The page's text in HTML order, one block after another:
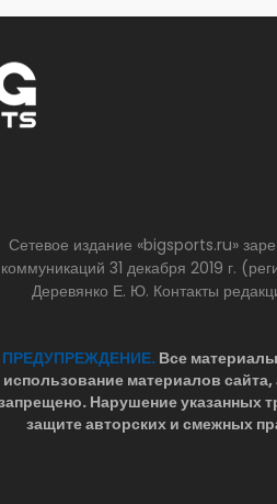
Сетевое издание «bigsports.ru»
коммуникаций 31 декабря 2019 г.
Деревянко Е. Ю. Контакты
ПРЕДУПРЕЖДЕНИЕ.Все
использование материалов
Нарушение указанных
защите авторских и смежных